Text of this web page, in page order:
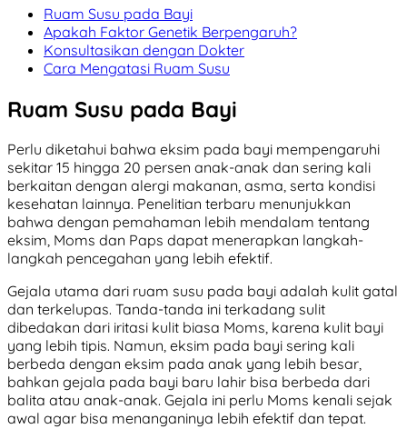
Ruam Susu pada Bayi
Apakah Faktor Genetik Berpengaruh?
Konsultasikan dengan Dokter
Cara Mengatasi Ruam Susu
Ruam Susu pada Bayi
Perlu diketahui bahwa eksim pada bayi mempengaruhi
sekitar 15 hingga 20 persen anak-anak dan sering kali
berkaitan dengan alergi makanan, asma, serta kondisi
kesehatan lainnya. Penelitian terbaru menunjukkan
bahwa dengan pemahaman lebih mendalam tentang
eksim, Moms dan Paps dapat menerapkan langkah-
langkah pencegahan yang lebih efektif.
Gejala utama dari ruam susu pada bayi adalah kulit gatal
dan terkelupas. Tanda-tanda ini terkadang sulit
dibedakan dari iritasi kulit biasa Moms, karena kulit bayi
yang lebih tipis. Namun, eksim pada bayi sering kali
berbeda dengan eksim pada anak yang lebih besar,
bahkan gejala pada bayi baru lahir bisa berbeda dari
balita atau anak-anak. Gejala ini perlu Moms kenali sejak
awal agar bisa menanganinya lebih efektif dan tepat.